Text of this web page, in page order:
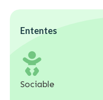
Ententes
Sociable